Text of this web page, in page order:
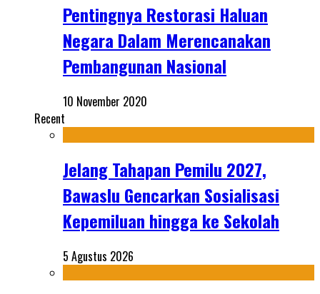
Pentingnya Restorasi Haluan
Negara Dalam Merencanakan
Pembangunan Nasional
10 November 2020
Recent
Jelang Tahapan Pemilu 2027,
Bawaslu Gencarkan Sosialisasi
Kepemiluan hingga ke Sekolah
5 Agustus 2026